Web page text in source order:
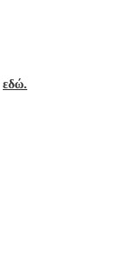
εδώ.